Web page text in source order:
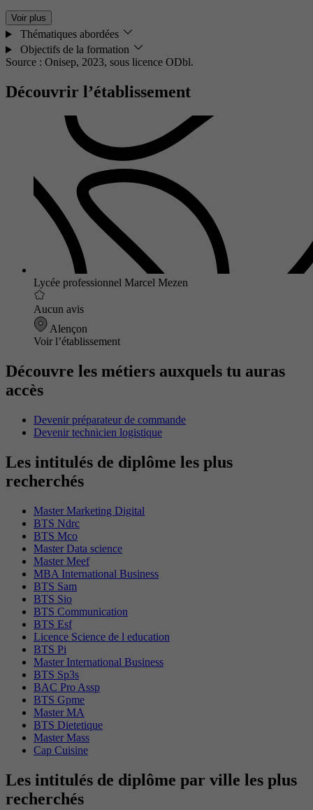
Voir plus
Thématiques abordées
Objectifs de la formation
Source : Onisep, 2023, sous licence ODbl.
Découvrir l’établissement
Lycée professionnel Marcel Mezen
Aucun avis
Alençon
Voir l’établissement
Découvre les métiers auxquels tu auras
accès
Devenir préparateur de commande
Devenir technicien logistique
Les intitulés de diplôme les plus
recherchés
Master Marketing Digital
BTS Ndrc
BTS Mco
Master Data science
Master Meef
MBA International Business
BTS Sam
BTS Sio
BTS Communication
BTS Esf
Licence Science de l education
BTS Pi
Master International Business
BTS Sp3s
BAC Pro Assp
BTS Gpme
Master MA
BTS Dietetique
Master Mass
Cap Cuisine
Les intitulés de diplôme par ville les plus
recherchés